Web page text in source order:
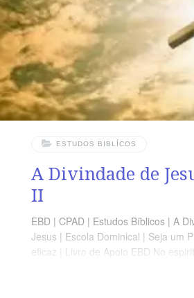
não é a falta de alimento, mas sim
ESTUDOS BIBLÍCOS
A Divindade de
II
EBD | CPAD | Estudos Bíblicos | A
Jesus | Escola Dominical | Seja um
eficaz | Livro de Apoio EBD No